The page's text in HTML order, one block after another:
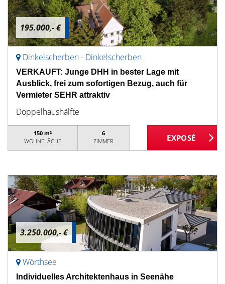
195.000,- €
Dinkelscherben - Dinkelscherben
VERKAUFT: Junge DHH in bester Lage mit
Ausblick, frei zum sofortigen Bezug, auch für
Vermieter SEHR attraktiv
Doppelhaushälfte
150 m²
WOHNFLÄCHE
6
ZIMMER
3.250.000,- €
Wörthsee
Individuelles Architektenhaus in Seenähe